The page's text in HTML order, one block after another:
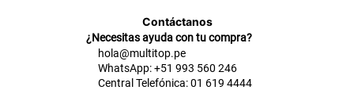
Contáctanos
¿Necesitas ayuda con tu compra?
hola@multitop.pe
WhatsApp: +51 993 560 246
Central Telefónica: 01 619 4444